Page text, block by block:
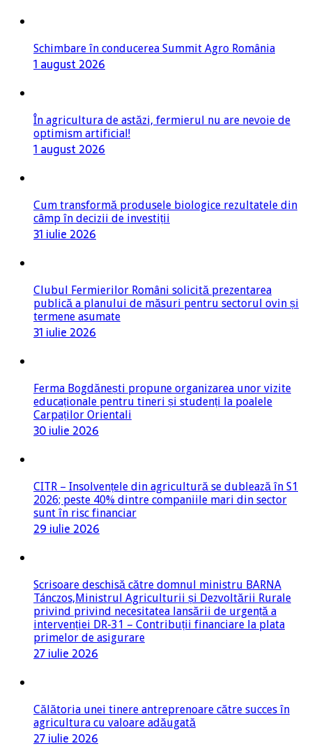
Schimbare în conducerea Summit Agro România
1 august 2026
În agricultura de astăzi, fermierul nu are nevoie de
optimism artificial!
1 august 2026
Cum transformă produsele biologice rezultatele din
câmp în decizii de investiții
31 iulie 2026
Clubul Fermierilor Români solicită prezentarea
publică a planului de măsuri pentru sectorul ovin și
termene asumate
31 iulie 2026
Ferma Bogdănești propune organizarea unor vizite
educaționale pentru tineri și studenți la poalele
Carpaților Orientali
30 iulie 2026
CITR – Insolvențele din agricultură se dublează în S1
2026; peste 40% dintre companiile mari din sector
sunt în risc financiar
29 iulie 2026
Scrisoare deschisă către domnul ministru BARNA
Tánczos,Ministrul Agriculturii și Dezvoltării Rurale
privind privind necesitatea lansării de urgență a
intervenției DR-31 – Contribuții financiare la plata
primelor de asigurare
27 iulie 2026
Călătoria unei tinere antreprenoare către succes în
agricultura cu valoare adăugată
27 iulie 2026